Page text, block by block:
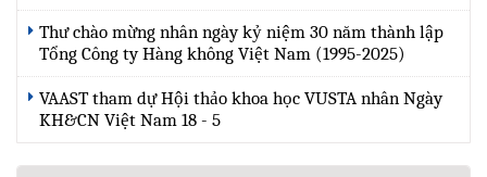
Thư chào mừng nhân ngày kỷ niệm 30 năm thành lập
Tổng Công ty Hàng không Việt Nam (1995-2025)
VAAST tham dự Hội thảo khoa học VUSTA nhân Ngày
KH&CN Việt Nam 18 - 5